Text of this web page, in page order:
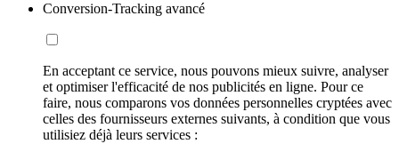
Conversion-Tracking avancé
En acceptant ce service, nous pouvons mieux suivre, analyser
et optimiser l'efficacité de nos publicités en ligne. Pour ce
faire, nous comparons vos données personnelles cryptées avec
celles des fournisseurs externes suivants, à condition que vous
utilisiez déjà leurs services :